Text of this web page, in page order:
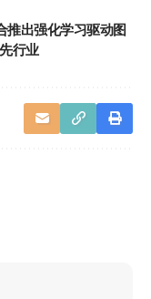
出强化学习驱动图
行业